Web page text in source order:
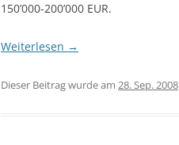
150’000-200’000 EUR.
Weiterlesen →
Dieser Beitrag wurde am 28. Sep. 2008